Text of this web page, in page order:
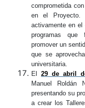
comprometida
en el Proyecto.
activamente en el
programas que
promover un
que se
universitaria.
El 29 de abril
Manuel Roldán
presentando su
a crear los